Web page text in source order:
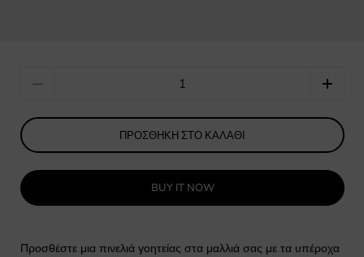
ΠΡΟΣΘΉΚΗ ΣΤΟ ΚΑΛΆΘΙ
BUY IT NOW
Προσθέστε μια πινελιά γοητείας στα μαλλιά σας με τα υπέροχα